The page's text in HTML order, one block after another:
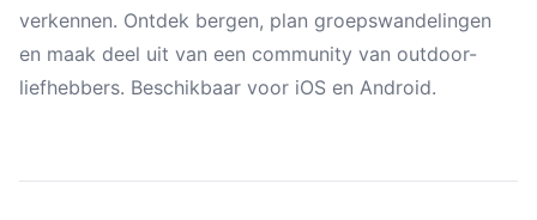
verkennen. Ontdek bergen, plan groepswandelingen
en maak deel uit van een community van outdoor-
liefhebbers. Beschikbaar voor iOS en Android.